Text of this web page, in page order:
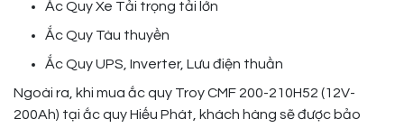
Ắc Quy Xe Tải trọng tải lớn
Ắc Quy Tàu thuyền
Ắc Quy UPS, Inverter, Lưu điện thuần
Ngoài ra, khi mua ắc quy Troy CMF 200-210H52 (12V-
200Ah) tại ắc quy Hiếu Phát, khách hàng sẽ được bảo